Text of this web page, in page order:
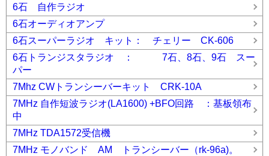
6石 自作ラジオ
6石オーディオアンプ
6石スーパーラジオ キット： チェリー CK-606
6石トランジスタラジオ ： 7石、8石、9石 スー
パー
7Mhz CWトランシーバーキット CRK-10A
7MHz 自作短波ラジオ(LA1600) +BFO回路 ：基板領布
中
7MHz TDA1572受信機
7MHz モノバンド AM トランシーバー（rk-96a)。